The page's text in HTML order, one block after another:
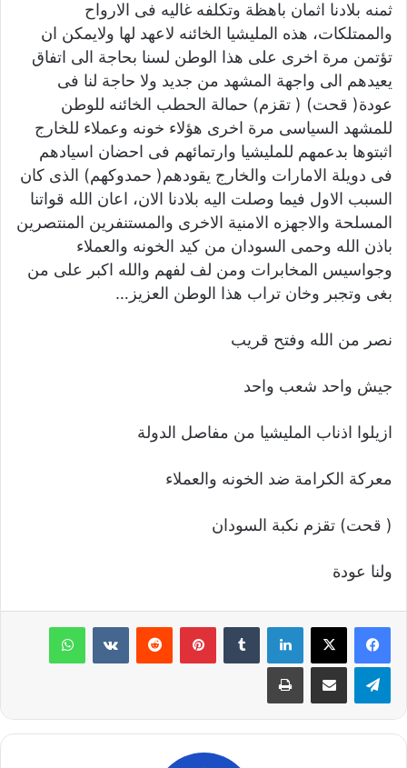
ثمنه بلادنا اثمان باهظة وتكلفه غاليه فى الارواح
والممتلكات، هذه المليشيا الخائنه لاعهد لها ولايمكن ان
تؤتمن مرة اخرى على هذا الوطن لسنا بحاجة الى اتفاق
يعيدهم الى واجهة المشهد من جديد ولا حاجة لنا فى
عودة( قحت) ( تقزم) حمالة الحطب الخائنه للوطن
للمشهد السياسى مرة اخرى هؤلاء خونه وعملاء للخارج
اثبتوها بدعمهم للمليشيا وارتمائهم فى احضان اسيادهم
فى دويلة الامارات والخارج يقودهم( حمدوكهم) الذى كان
السبب الاول فيما وصلت اليه بلادنا الان، اعان الله قواتنا
المسلحة والاجهزه الامنية الاخرى والمستنفرين المنتصرين
باذن الله وحمى السودان من كيد الخونه والعملاء
وجواسيس المخابرات ومن لف لفهم والله اكبر على من
بغى وتجبر وخان تراب هذا الوطن العزيز…
نصر من الله وفتح قريب
جيش واحد شعب واحد
ازيلوا اذناب المليشيا من مفاصل الدولة
معركة الكرامة ضد الخونه والعملاء
( قحت) تقزم نكبة السودان
ولنا عودة
لينكدإن بينتيريست